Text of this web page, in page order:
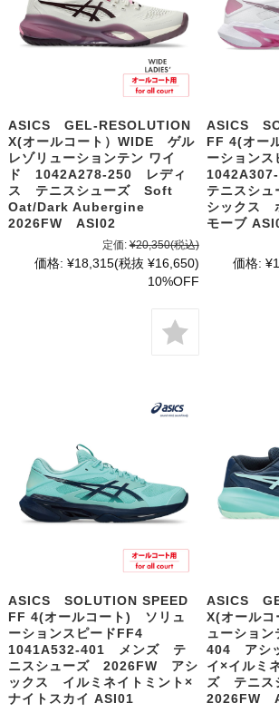
ASICS GEL-RESOLUTION
X(オールコート）WIDE ゲル
レゾリューションテン ワイ
ド 1042A278-250 レディ
ス テニスシューズ Soft
Oat/Dark Aubergine
2026FW ASI02
定価: ¥20,350(税込)
価格: ¥18,315(税抜 ¥16,650)
10%OFF
ASICS
FF 4(オー
ーション
テニスシ
シックス
モーブ
価格:
ASICS SOLUTION SPEED
FF 4(オールコート) ソリュ
ーションスピードFF4
1041A532-401 メンズ テ
ニスシューズ 2026FW アシ
ックス イルミネイトミント×
ナイトスカイ ASI01
ASICS
X(オールコ
ューショ
404 アシ
イ×イルミ
ズ テニス
2026FW